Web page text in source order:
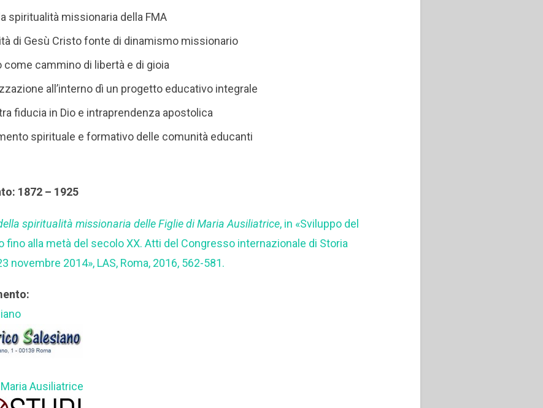
spiritualità missionaria della FMA
di Gesù Cristo fonte di dinamismo missionario
come cammino di libertà e di gioia
all’interno dì un progetto educativo integrale
fiducia in Dio e intraprendenza apostolica
spirituale e formativo delle comunità educanti
1872 – 1925
spiritualità missionaria delle Figlie di Maria Ausiliatrice, in «Sviluppo del
fino alla metà del secolo XX. Atti del Congresso internazionale di Storia
novembre 2014», LAS, Roma, 2016, 562-581.
Ausiliatrice